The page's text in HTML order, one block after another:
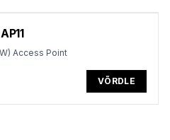
Access Point
VÕRDLE